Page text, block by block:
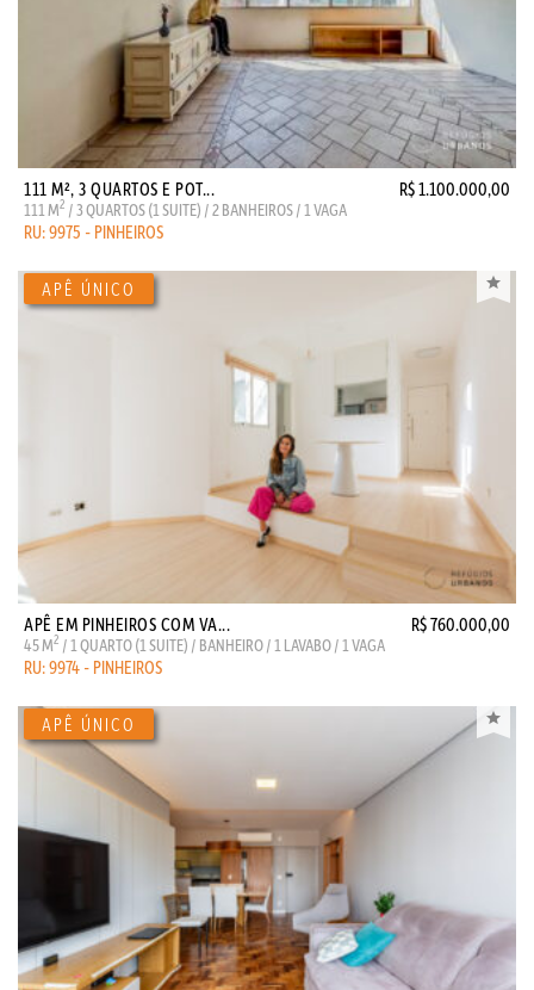
111 M², 3 QUARTOS E POT... R$ 1.100.000,00
111 M2 / 3 QUARTOS (1 SUITE) / 2 BANHEIROS / 1 VAGA
RU: 9975 - PINHEIROS
APÊ EM PINHEIROS COM VA... R$ 760.000,00
45 M2 / 1 QUARTO (1 SUITE) / BANHEIRO / 1 LAVABO / 1 VAGA
RU: 9974 - PINHEIROS